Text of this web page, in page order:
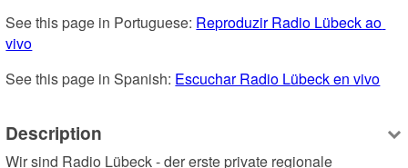
See this page in Portuguese: Reproduzir Radio Lübeck ao
vivo
See this page in Spanish: Escuchar Radio Lübeck en vivo
Description
Wir sind Radio Lübeck - der erste private regionale